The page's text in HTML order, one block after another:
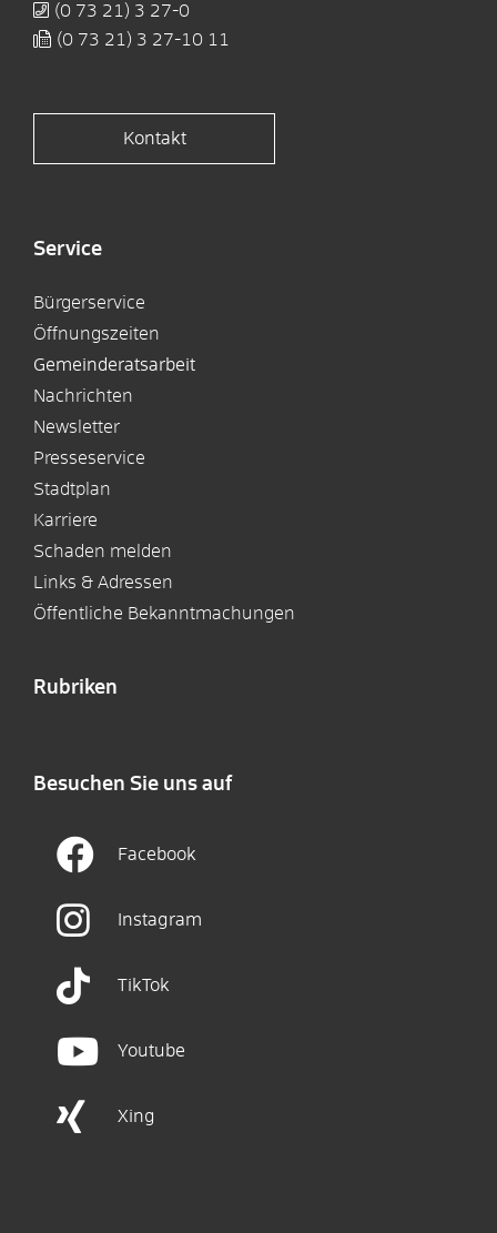
(0 73 21) 3 27-0
(0 73 21) 3 27-10 11
Kontakt
Service
Bürgerservice
Öffnungszeiten
Gemeinderatsarbeit
Nachrichten
Newsletter
Presseservice
Stadtplan
Karriere
Schaden melden
Links & Adressen
Öffentliche Bekanntmachungen
Rubriken
Besuchen Sie uns auf
Facebook
Instagram
TikTok
Youtube
Xing